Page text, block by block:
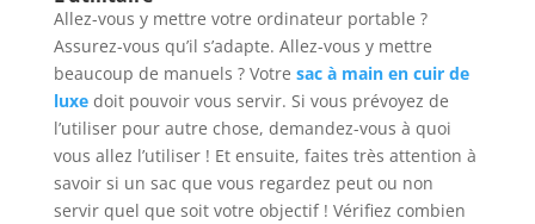
Allez-vous y mettre votre ordinateur portable ?
Assurez-vous qu’il s’adapte. Allez-vous y mettre
beaucoup de manuels ? Votre sac à main en cuir de
luxedoit pouvoir vous servir. Si vous prévoyez de
l’utiliser pour autre chose, demandez-vous à quoi
vous allez l’utiliser ! Et ensuite, faites très attention à
savoir si un sac que vous regardez peut ou non
servir quel que soit votre objectif ! Vérifiez combien